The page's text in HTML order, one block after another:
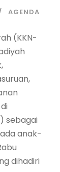
AGENDA
(KKN-
sebagai
anak-
dihadiri